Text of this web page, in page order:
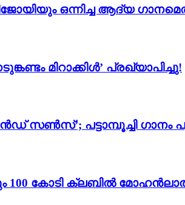
ഒന്നിച്ച ആദ്യ
മിറാക്കിൾ’ പ്രഖ്യാപിച്ചു!
പട്ടാമ്പൂച്ചി ഗാനം
100 കോടി ക്ലബിൽ